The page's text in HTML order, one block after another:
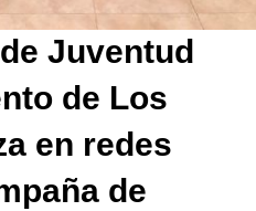
Juventud
de Los
en redes
de